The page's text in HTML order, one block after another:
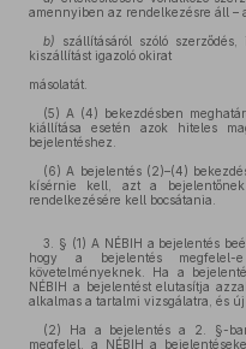
amennyiben az rendelkezésre áll –
b) szállításáról szóló
kiszállítást igazoló okirat
másolatát.
(5) A (4) bekezdésben
kiállítása esetén azok hiteles
bejelentéshez.
(6) A bejelentés (2)–(4)
kísérnie kell, azt a
rendelkezésére kell bocsátania.
3. § (1) A NÉBIH a bejelentés
hogy a bejelentés
követelményeknek. Ha a
NÉBIH a bejelentést elutasítja
alkalmas a tartalmi vizsgálatra, és
(2) Ha a bejelentés a 2. §-ban
megfelel, a NÉBIH a